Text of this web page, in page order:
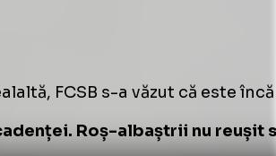
FCSB s-a văzut că este
Roș-albaștrii nu reușit